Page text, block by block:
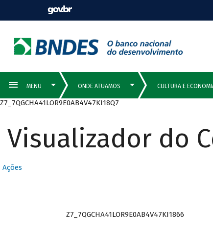
Z7_7QGCHA41LOR9E0AB4V47KI18Q7
Visualizador do
Ações
Z7_7QGCHA41LOR9E0AB4V47KI1866